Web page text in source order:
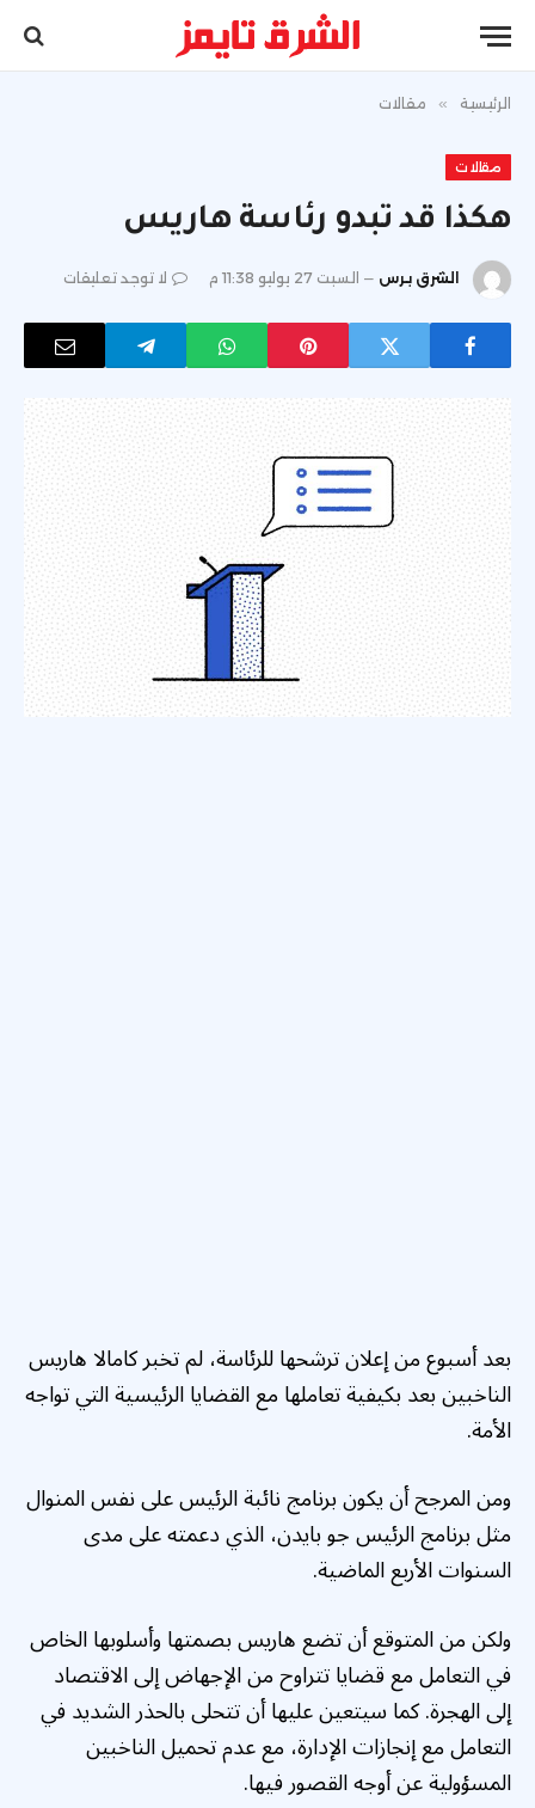
الرئيسية » مقالات
مقالات
هكذا قد تبدو رئاسة هاريس
الشرق برس السبت 27 يوليو 11:38 م لا توجد تعليقات
بعد أسبوع من إعلان ترشحها للرئاسة، لم تخبر كامالا هاريس
الناخبين بعد بكيفية تعاملها مع القضايا الرئيسية التي تواجه
الأمة.
ومن المرجح أن يكون برنامج نائبة الرئيس على نفس المنوال
مثل برنامج الرئيس جو بايدن، الذي دعمته على مدى
السنوات الأربع الماضية.
ولكن من المتوقع أن تضع هاريس بصمتها وأسلوبها الخاص
في التعامل مع قضايا تتراوح من الإجهاض إلى الاقتصاد
إلى الهجرة. كما سيتعين عليها أن تتحلى بالحذر الشديد في
التعامل مع إنجازات الإدارة، مع عدم تحميل الناخبين
المسؤولية عن أوجه القصور فيها.